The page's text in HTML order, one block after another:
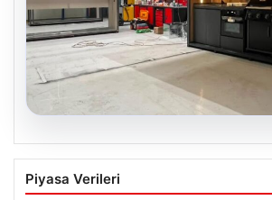
Bahçe Mutfakları ve Şık
Bölgeleri
Piyasa Verileri